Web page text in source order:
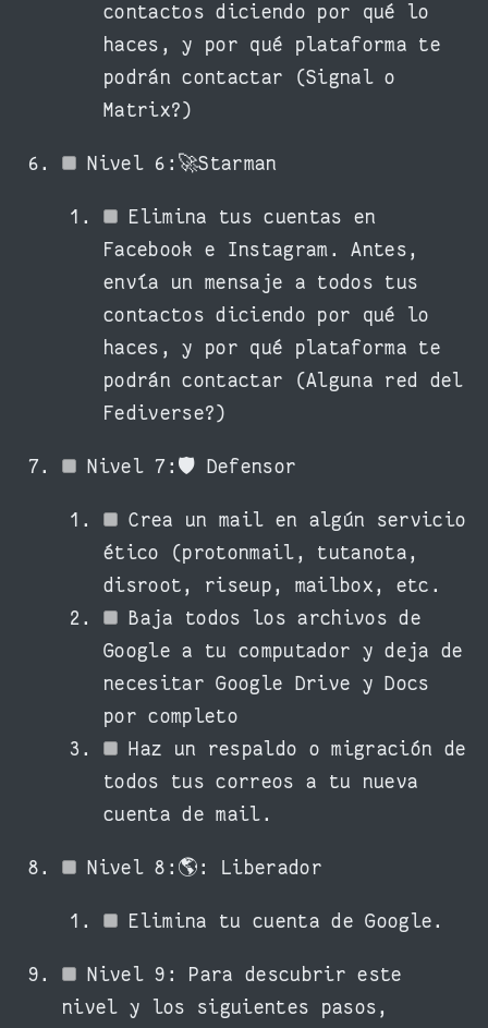
contactos diciendo por qué lo
haces, y por qué plataforma te
podrán contactar (Signal o
Matrix?)
Nivel 6:🚀Starman
Elimina tus cuentas en
Facebook e Instagram. Antes,
envía un mensaje a todos tus
contactos diciendo por qué lo
haces, y por qué plataforma te
podrán contactar (Alguna red del
Fediverse?)
Nivel 7:🛡 Defensor
Crea un mail en algún servicio
ético (protonmail, tutanota,
disroot, riseup, mailbox, etc.
Baja todos los archivos de
Google a tu computador y deja de
necesitar Google Drive y Docs
por completo
Haz un respaldo o migración de
todos tus correos a tu nueva
cuenta de mail.
Nivel 8:🌎: Liberador
Elimina tu cuenta de Google.
Nivel 9: Para descubrir este
nivel y los siguientes pasos,